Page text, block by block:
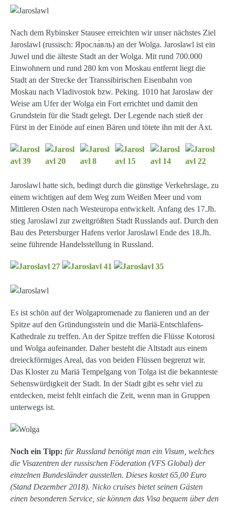
Nach dem Rybinsker Stausee erreichten wir unser nächstes Ziel
Jaroslawl (russisch: Яросла́вль) an der Wolga. Jaroslawl ist ein
Juwel und die älteste Stadt an der Wolga. Mit rund 700.000
Einwohnern und rund 280 km von Moskau entfernt liegt die
Stadt an der Strecke der Transsibirischen Eisenbahn von
Moskau nach Vladivostok bzw. Peking. 1010 hat Jaroslaw der
Weise am Ufer der Wolga ein Fort errichtet und damit den
Grundstein für die Stadt gelegt. Der Legende nach stieß der
Fürst in der Einöde auf einen Bären und tötete ihn mit der Axt.
Jaroslawl hatte sich, bedingt durch die günstige Verkehrslage, zu
einem wichtigen auf dem Weg zum Weißen Meer und vom
Mittleren Osten nach Westeuropa entwickelt. Anfang des 17.Jh.
stieg Jaroslawl zur zweitgrößten Stadt Russlands auf. Durch den
Bau des Petersburger Hafens verlor Jaroslawl Ende des 18.Jh.
seine führende Handelsstellung in Russland.
Es ist schön auf der Wolgapromenade zu flanieren und an der
Spitze auf den Gründungsstein und die Mariä-Entschlafens-
Kathedrale zu treffen. An der Spitze treffen die Flüsse Kotorosi
und Wolga aufeinander. Daher besteht die Altstadt aus einem
dreieckförmiges Areal, das von beiden Flüssen begrenzt wir.
Das Kloster zu Mariä Tempelgang von Tolga ist die bekannteste
Sehenswürdigkeit der Stadt. In der Stadt gibt es sehr viel zu
entdecken, meist fehlt einfach die Zeit, wenn man in Gruppen
unterwegs ist.
Noch ein Tipp: für Russland benötigt man ein Visum, welches
die Visazentren der russischen Föderation (VFS Global) der
einzelnen Bundesländer ausstellen. Dieses kostet 65,00 Euro
(Stand Dezember 2018). Nicko cruises bietet seinen Gästen
einen besonderen Service, sie können das Visa bequem über den